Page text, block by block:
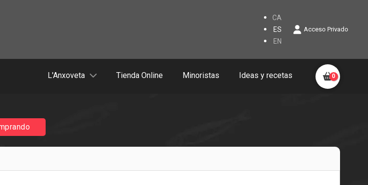
CA
ES
EN
Acceso Privado
L'Anxoveta Tienda Online Minoristas Ideas y recetas 0